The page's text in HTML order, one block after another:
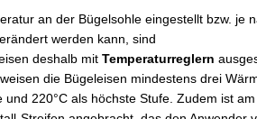
an der Bügelsohle eingestellt bzw. je
werden kann, sind
deshalb mit Temperaturreglern
die Bügeleisen mindestens drei
220°C als höchste Stufe. Zudem ist am